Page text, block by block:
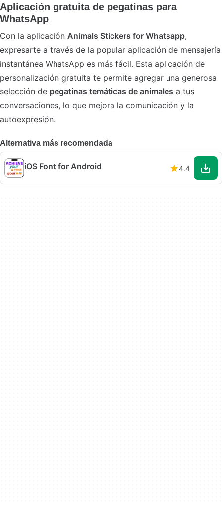
Aplicación gratuita de pegatinas para
WhatsApp
Con la aplicación Animals Stickers for Whatsapp,
expresarte a través de la popular aplicación de mensajería
instantánea WhatsApp es más fácil. Esta aplicación de
personalización gratuita te permite agregar una generosa
selección de pegatinas temáticas de animales a tus
conversaciones, lo que mejora la comunicación y la
autoexpresión.
Alternativa más recomendada
iOS Font for Android 4.4